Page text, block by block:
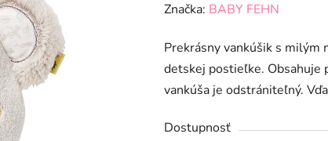
Značka: BABY FEHN
Prekrásny vankúšik s
detskej postieľke. Obsahuje
vankúša je odstrániteľný.
Dostupnosť